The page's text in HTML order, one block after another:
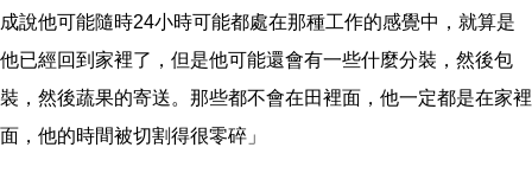
成說他可能隨時24小時可能都處在那種工作的感覺中，就算是
他已經回到家裡了，但是他可能還會有一些什麼分裝，然後包
裝，然後蔬果的寄送。那些都不會在田裡面，他一定都是在家裡
面，他的時間被切割得很零碎」